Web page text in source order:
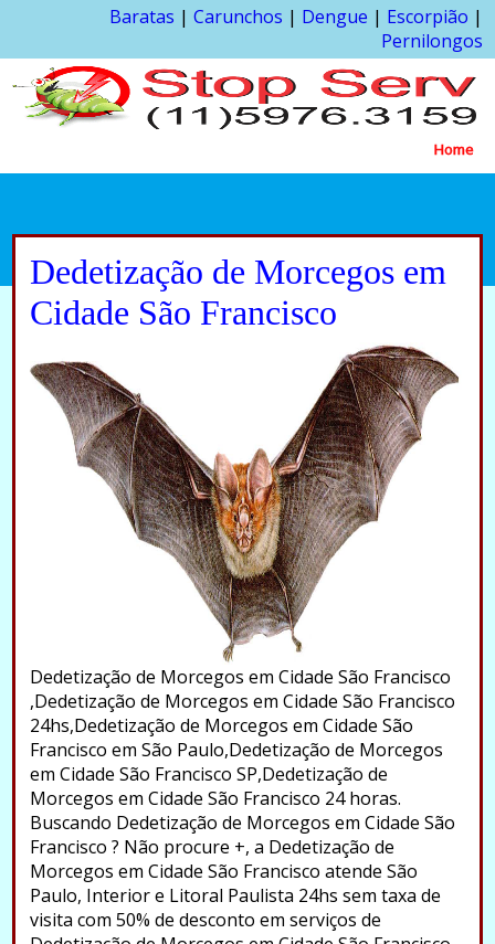
Baratas | Carunchos | Dengue | Escorpião |
Pernilongos
Home
Dedetização de Morcegos em
Cidade São Francisco
Dedetização de Morcegos em Cidade São Francisco
,Dedetização de Morcegos em Cidade São Francisco
24hs,Dedetização de Morcegos em Cidade São
Francisco em São Paulo,Dedetização de Morcegos
em Cidade São Francisco SP,Dedetização de
Morcegos em Cidade São Francisco 24 horas.
Buscando Dedetização de Morcegos em Cidade São
Francisco ? Não procure +, a Dedetização de
Morcegos em Cidade São Francisco atende São
Paulo, Interior e Litoral Paulista 24hs sem taxa de
visita com 50% de desconto em serviços de